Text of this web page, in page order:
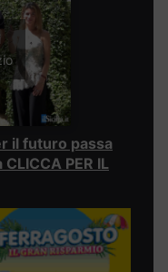
il futuro passa
PER IL